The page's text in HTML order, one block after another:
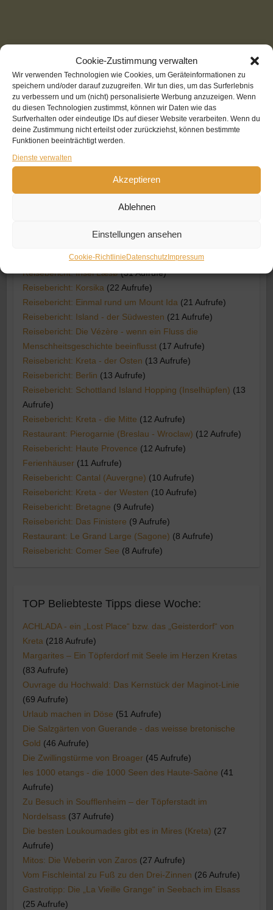
Cookie-Zustimmung verwalten
Wir verwenden Technologien wie Cookies, um Geräteinformationen zu
speichern und/oder darauf zuzugreifen. Wir tun dies, um das Surferlebnis
zu verbessern und um (nicht) personalisierte Werbung anzuzeigen. Wenn
du diesen Technologien zustimmst, können wir Daten wie das
Surfverhalten oder eindeutige IDs auf dieser Website verarbeiten. Wenn du
deine Zustimmung nicht erteilst oder zurückziehst, können bestimmte
Funktionen beeinträchtigt werden.
Dienste verwalten
Akzeptieren
Ablehnen
Einstellungen ansehen
Cookie-RichtlinieDatenschutzImpressum
TOP Reiseberichte diese Woche:
Aktuell (319 Aufrufe)
Restaurant: Peskesi - Authentic Cretan Cuisine (Kreta)
Reisebericht: Ile d' Oleron
(79 Aufrufe)
Reisebericht: Belle Ile (Bretagne) (49 Aufrufe)
Reisebericht: Insel Læsø (31 Aufrufe)
Reisebericht: Korsika (22 Aufrufe)
Reisebericht: Einmal rund um Mount Ida (21 Aufrufe)
Reisebericht: Island - der Südwesten (21 Aufrufe)
Reisebericht: Die Vézère - wenn ein Fluss die
Menschheitsgeschichte beeinflusst (17 Aufrufe)
Reisebericht: Kreta - der Osten (13 Aufrufe)
Reisebericht: Berlin (13 Aufrufe)
Reisebericht: Schottland Island Hopping (Inselhüpfen) (13
Aufrufe)
Reisebericht: Kreta - die Mitte (12 Aufrufe)
Restaurant: Pierogarnie (Breslau - Wroclaw) (12 Aufrufe)
Reisebericht: Haute Provence (12 Aufrufe)
Ferienhäuser (11 Aufrufe)
Reisebericht: Cantal (Auvergne) (10 Aufrufe)
Reisebericht: Kreta - der Westen (10 Aufrufe)
Reisebericht: Bretagne (9 Aufrufe)
Reisebericht: Das Finistere (9 Aufrufe)
Restaurant: Le Grand Large (Sagone) (8 Aufrufe)
Reisebericht: Comer See (8 Aufrufe)
TOP Beliebteste Tipps diese Woche:
ACHLADA - ein „Lost Place“ bzw. das „Geisterdorf“ von
Kreta (218 Aufrufe)
Margarites – Ein Töpferdorf mit Seele im Herzen Kretas
(83 Aufrufe)
Ouvrage du Hochwald: Das Kernstück der Maginot-Linie
(69 Aufrufe)
Urlaub machen in Döse (51 Aufrufe)
Die Salzgärten von Guerande - das weisse bretonische
Gold (46 Aufrufe)
Die Zwillingstürme von Broager (45 Aufrufe)
les 1000 etangs - die 1000 Seen des Haute-Saòne (41
Aufrufe)
Zu Besuch in Soufflenheim – der Töpferstadt im
Nordelsass (37 Aufrufe)
Die besten Loukoumades gibt es in Mires (Kreta) (27
Aufrufe)
Mitos: Die Weberin von Zaros (27 Aufrufe)
Vom Fischleintal zu Fuß zu den Drei-Zinnen (26 Aufrufe)
Gastrotipp: Die „La Vieille Grange“ in Seebach im Elsass
(25 Aufrufe)